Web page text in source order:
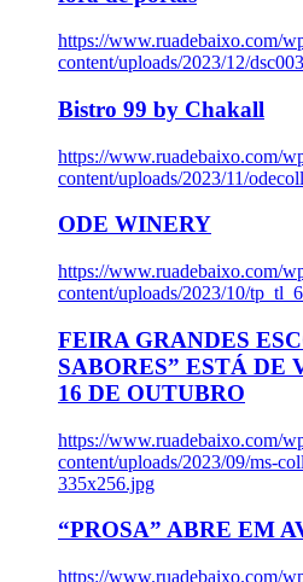
https://www.ruadebaixo.com/
content/uploads/2023/12/
Bistro 99 by Chakall
https://www.ruadebaixo.com/
content/uploads/2023/11/
ODE WINERY
https://www.ruadebaixo.com/
content/uploads/2023/10/
FEIRA GRANDES
SABORES” ESTÁ DE
16 DE OUTUBRO
https://www.ruadebaixo.com/
content/uploads/2023/09/ms-
335x256.jpg
“PROSA” ABRE EM
https://www.ruadebaixo.com/